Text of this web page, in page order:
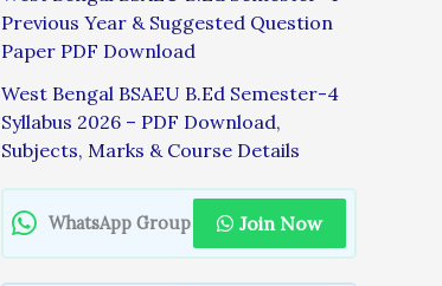
Previous Year & Suggested Question
Paper PDF Download
West Bengal BSAEU B.Ed Semester-4
Syllabus 2026 – PDF Download,
Subjects, Marks & Course Details
WhatsApp Group Join Now